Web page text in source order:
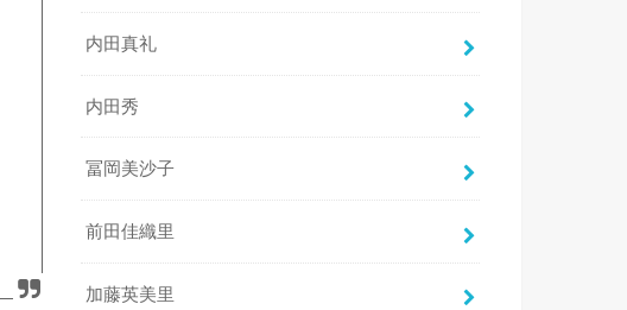
内田真礼
内田秀
冨岡美沙子
前田佳織里
加藤英美里